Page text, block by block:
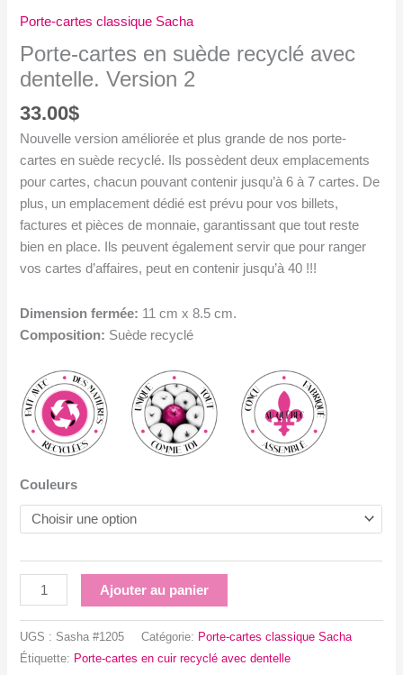
Porte-cartes classique Sacha
Porte-cartes en suède recyclé avec
dentelle. Version 2
33.00$
Nouvelle version améliorée et plus grande de nos porte-
cartes en suède recyclé. Ils possèdent deux emplacements
pour cartes, chacun pouvant contenir jusqu’à 6 à 7 cartes. De
plus, un emplacement dédié est prévu pour vos billets,
factures et pièces de monnaie, garantissant que tout reste
bien en place. Ils peuvent également servir que pour ranger
vos cartes d’affaires, peut en contenir jusqu’à 40 !!!
Dimension fermée: 11 cm x 8.5 cm.
Composition: Suède recyclé
Couleurs
quantité
de
cartes
Ajouter au panier
UGS : Sasha #1205 Catégorie: Porte-cartes classique Sacha
Étiquette: Porte-cartes en cuir recyclé avec dentelle